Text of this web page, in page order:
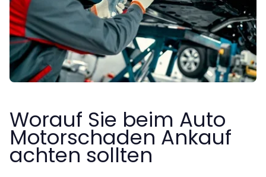
Worauf Sie beim Auto
Motorschaden Ankauf
achten sollten